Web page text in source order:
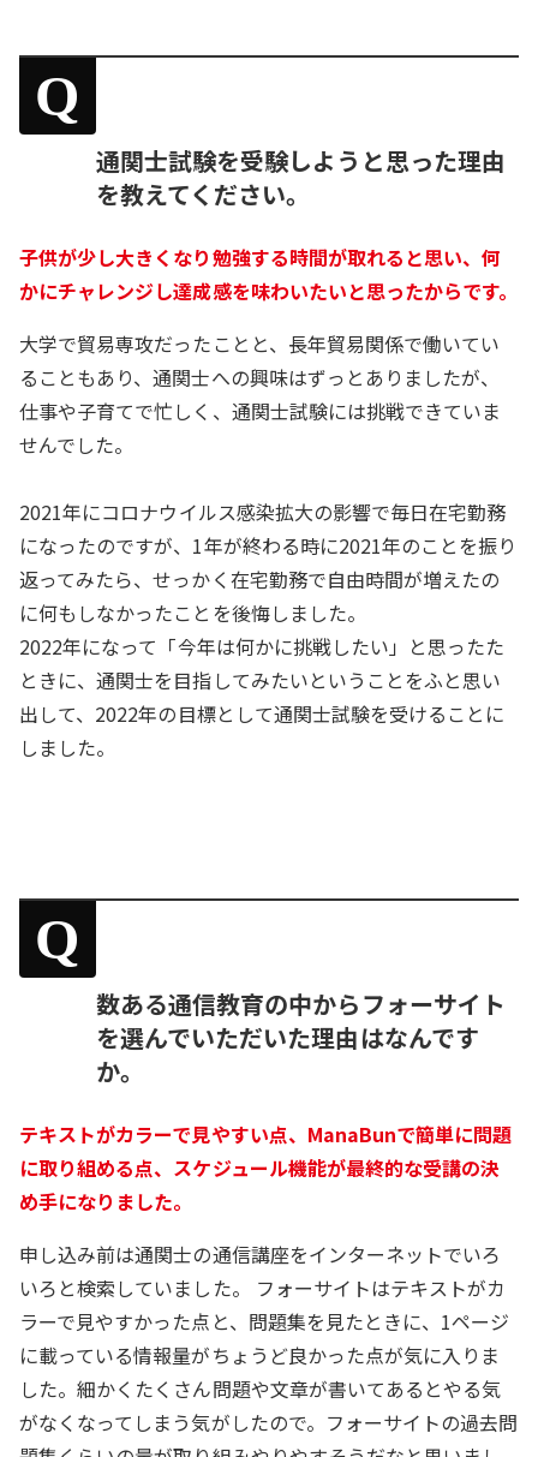
Q
通関士試験を受験しようと思った理由
を教えてください。
子供が少し大きくなり勉強する時間が取れると思い、何
かにチャレンジし達成感を味わいたいと思ったからです。
大学で貿易専攻だったことと、長年貿易関係で働いてい
ることもあり、通関士への興味はずっとありましたが、
仕事や子育てで忙しく、通関士試験には挑戦できていま
せんでした。
2021年にコロナウイルス感染拡大の影響で毎日在宅勤務
になったのですが、1年が終わる時に2021年のことを振り
返ってみたら、せっかく在宅勤務で自由時間が増えたの
に何もしなかったことを後悔しました。
2022年になって「今年は何かに挑戦したい」と思ったた
ときに、通関士を目指してみたいということをふと思い
出して、2022年の目標として通関士試験を受けることに
しました。
Q
数ある通信教育の中からフォーサイト
を選んでいただいた理由はなんです
か。
テキストがカラーで見やすい点、ManaBunで簡単に問題
に取り組める点、スケジュール機能が最終的な受講の決
め手になりました。
申し込み前は通関士の通信講座をインターネットでいろ
いろと検索していました。 フォーサイトはテキストがカ
ラーで見やすかった点と、問題集を見たときに、1ページ
に載っている情報量がちょうど良かった点が気に入りま
した。細かくたくさん問題や文章が書いてあるとやる気
がなくなってしまう気がしたので。フォーサイトの過去問